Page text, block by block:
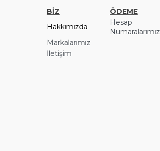
BİZ ÖDEME
Hakkımızda
Hesap
Numaralarımız
Markalarımız
İletişim